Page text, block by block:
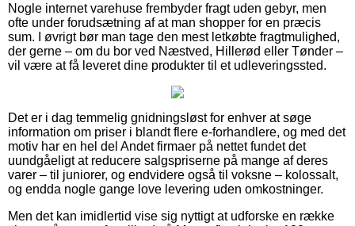
Nogle internet varehuse frembyder fragt uden gebyr, men
ofte under forudsætning af at man shopper for en præcis
sum. I øvrigt bør man tage den mest letkøbte fragtmulighed,
der gerne – om du bor ved Næstved, Hillerød eller Tønder –
vil være at få leveret dine produkter til et udleveringssted.
Det er i dag temmelig gnidningsløst for enhver at søge
information om priser i blandt flere e-forhandlere, og med det
motiv har en hel del Andet firmaer på nettet fundet det
uundgåeligt at reducere salgspriserne på mange af deres
varer – til juniorer, og endvidere også til voksne – kolossalt,
og endda nogle gange love levering uden omkostninger.
Men det kan imidlertid vise sig nyttigt at udforske en række